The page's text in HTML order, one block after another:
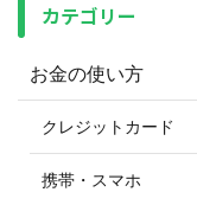
カテゴリー
お金の使い方
クレジットカード
携帯・スマホ